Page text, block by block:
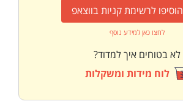
הוסיפו לרשימת קניות בווצאפ
לחצו כאן למידע נוסף
לא בטוחים איך למדוד?
לוח מידות ומשקלות